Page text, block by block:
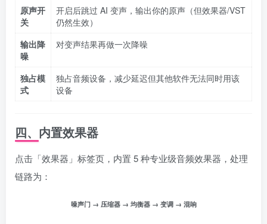
原声开
关
开启后跳过 AI 变声，输出你的原声（但效果器/VST
仍然生效）
输出降
噪
对变声结果再做一次降噪
独占模
式
独占音频设备，减少延迟但其他软件无法同时用该
设备
四、内置效果器
点击「效果器」标签页，内置 5 种专业级音频效果器，处理
链路为：
噪声门 → 压缩器 → 均衡器 → 变调 → 混响